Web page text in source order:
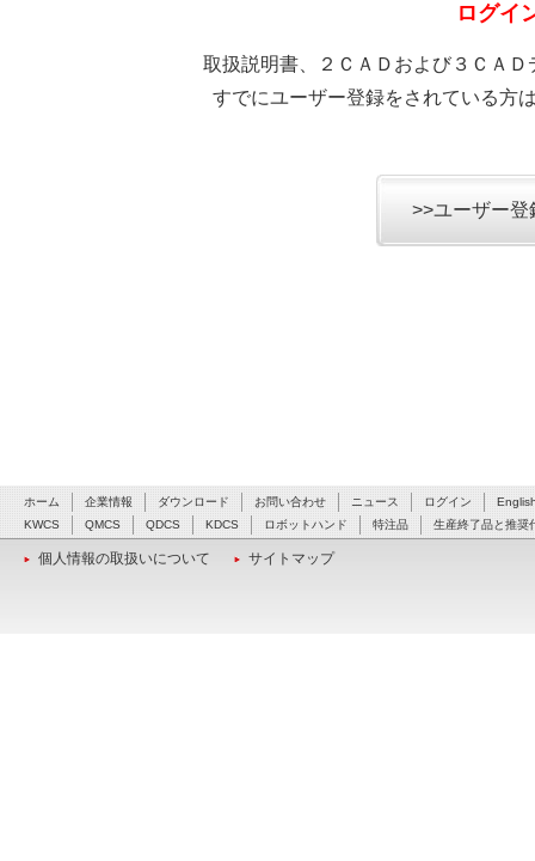
ログイ
取扱説明書、２ＣＡＤおよび３ＣＡ
すでにユーザー登録をされている方
>>ユーザー
ホーム 企業情報 ダウンロード お問い合わせ ニュース ログイン
KWCS
QMCS QDCS KDCS ロボットハンド 特注品 生産終了品と推奨
個人情報の取扱いについて サイトマップ